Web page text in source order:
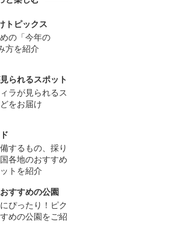
トピックス
の「今年の
方を紹介
られるスポット
ラが見られるス
をお届け
するもの、採り
各地のおすすめ
トを紹介
すすめの公園
ぴったり！ピク
めの公園をご紹